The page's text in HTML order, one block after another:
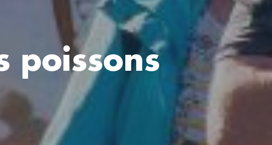
poissons